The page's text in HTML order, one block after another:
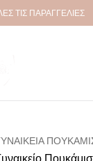
ΤΙΣ ΠΑΡΑΓΓΕΛΙΕΣ